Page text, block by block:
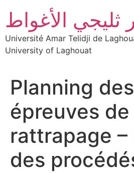
ثليجي الأغواط
Université Amar Telidji de
University of Laghouat
Planning des
épreuves de
rattrapage –
des